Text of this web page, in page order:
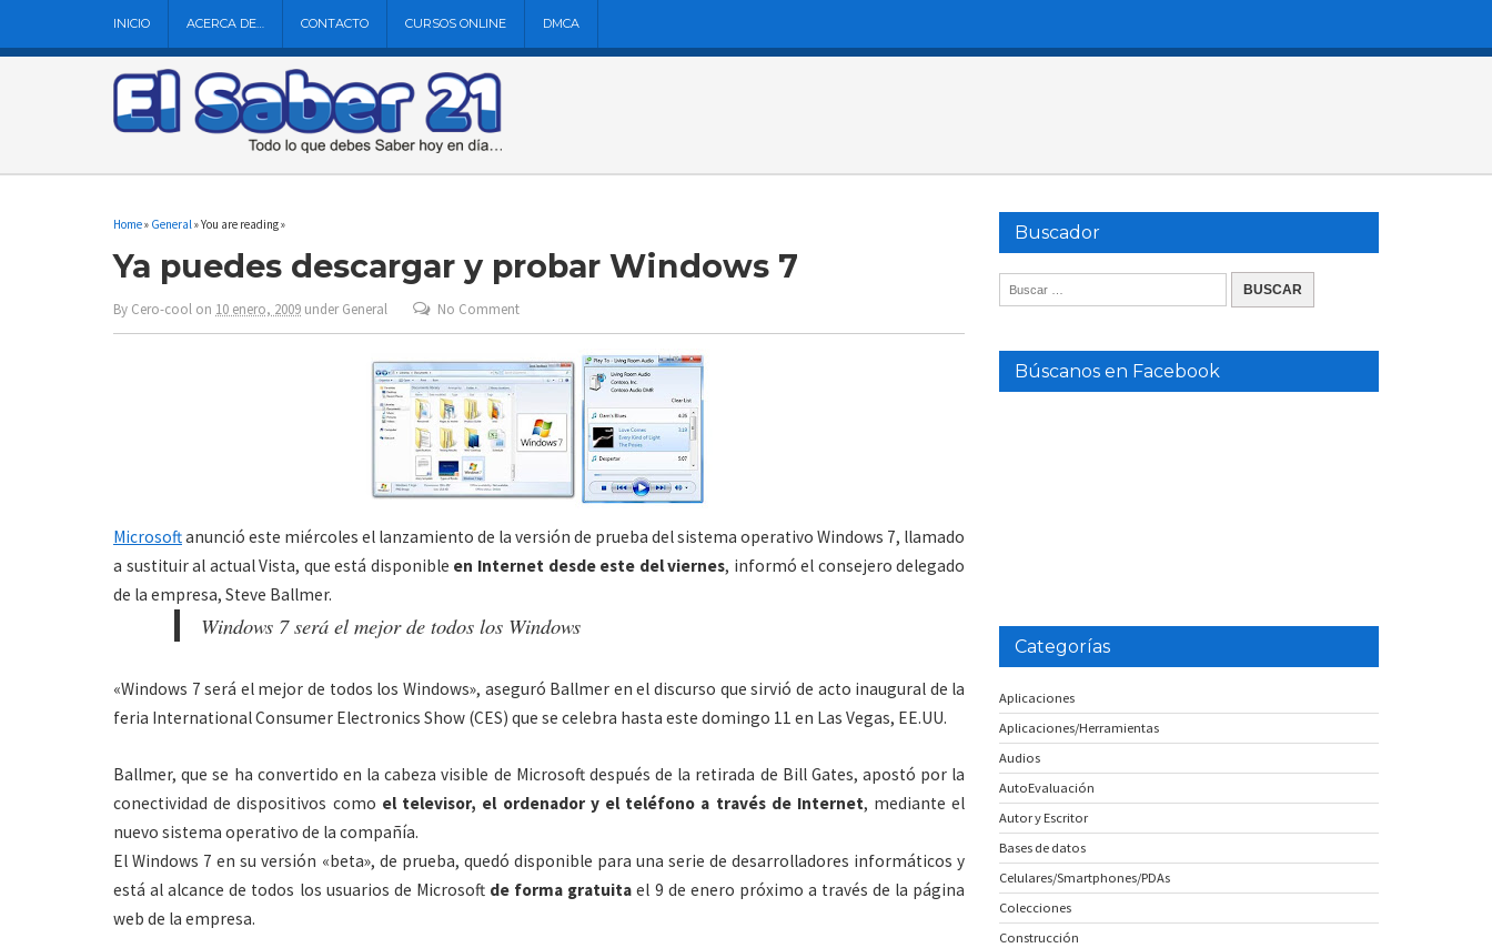
INICIO ACERCA DE… CONTACTO CURSOS ONLINE DMCA
Home» General» You are reading »
Ya puedes descargar y probar Windows 7
By Cero-cool on 10 enero, 2009 underGeneral No Comment
Microsoftanunció este miércoles el lanzamiento de la versión de prueba del sistema operativo Windows 7, llamado
a sustituir al actual Vista, que está disponible en Internet desde este del viernes, informó el consejero delegado
de la empresa, Steve Ballmer.
Windows 7 será el mejor de todos los Windows
«Windows 7 será el mejor de todos los Windows», aseguró Ballmer en el discurso que sirvió de acto inaugural de la
feria International Consumer Electronics Show (CES) que se celebra hasta este domingo 11 en Las Vegas, EE.UU.
Ballmer, que se ha convertido en la cabeza visible de Microsoft después de la retirada de Bill Gates, apostó por la
conectividad de dispositivos como el televisor, el ordenador y el teléfono a través de Internet, mediante el
nuevo sistema operativo de la compañía.
El Windows 7 en su versión «beta», de prueba, quedó disponible para una serie de desarrolladores informáticos y
está al alcance de todos los usuarios de Microsoft de forma gratuita el 9 de enero próximo a través de la página
web de la empresa.
Buscador
Búscanos en Facebook
Categorías
Aplicaciones
Aplicaciones/Herramientas
Audios
AutoEvaluación
Autor y Escritor
Bases de datos
Celulares/Smartphones/PDAs
Colecciones
Construcción